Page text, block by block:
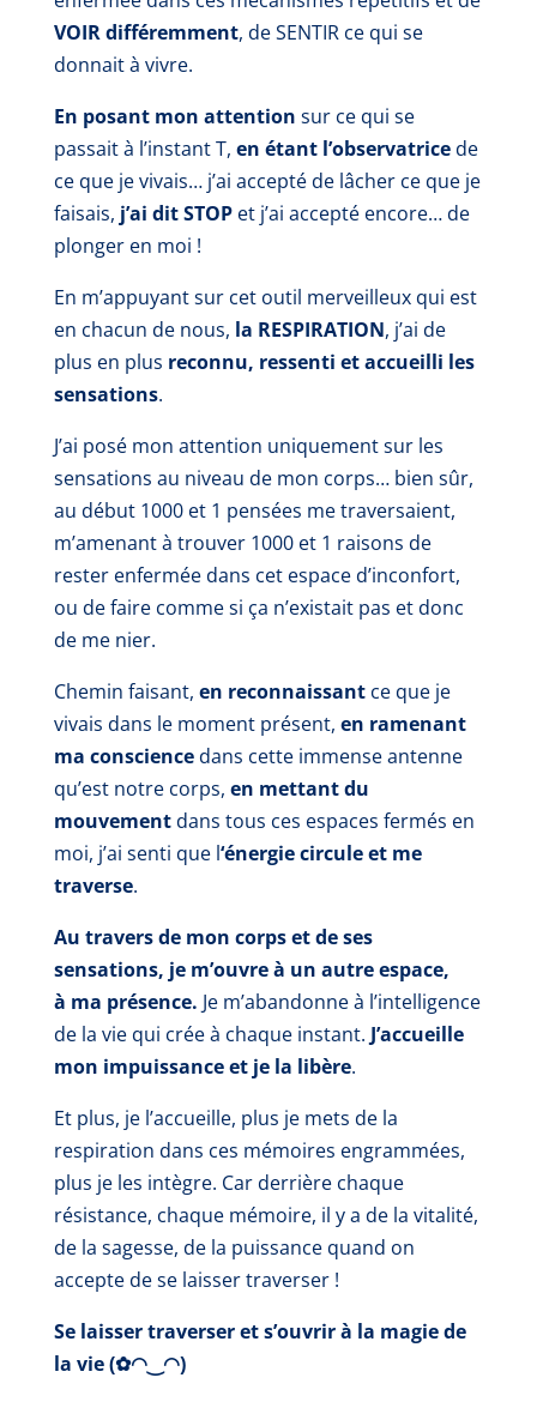
VOIR différemment, de SENTIR ce qui se
donnait à vivre.
En posant mon attention sur ce qui se
passait à l’instant T, en étant l’observatricede
ce que je vivais… j’ai accepté de lâcher ce que je
faisais, j’ai dit STOPet j’ai accepté encore… de
plonger en moi !
En m’appuyant sur cet outil merveilleux qui est
en chacun de nous, la RESPIRATION, j’ai de
plus en plus reconnu, ressenti et accueilli les
sensations.
J’ai posé mon attention uniquementsur les
sensations au niveau de mon corps… bien sûr,
au début 1000 et 1 pensées me traversaient,
m’amenant à trouver 1000 et 1 raisons de
rester enfermée dans cet espace d’inconfort,
ou de faire comme si ça n’existait pas et donc
de me nier.
Chemin faisant, en reconnaissantce que je
vivais dans le moment présent, en ramenant
ma consciencedans cette immense antenne
qu’est notre corps, en mettant du
mouvementdans tous ces espaces fermés en
moi, j’ai senti que l‘énergie circule et me
traverse.
Au travers de mon corps et de ses
sensations, je m’ouvre à un autre espace,
à ma présence. Je m’abandonne à l’intelligence
de la vie qui crée à chaque instant. J’accueille
mon impuissance et je la libère.
Et plus, je l’accueille, plus je mets de la
respiration dans ces mémoires engrammées,
plus je les intègre. Car derrière chaque
résistance, chaque mémoire, il y a de la vitalité,
de la sagesse, de la puissance quand on
accepte de se laisser traverser !
Se laisser traverser et s’ouvrir à la magie de
la vie (✿◠‿◠)